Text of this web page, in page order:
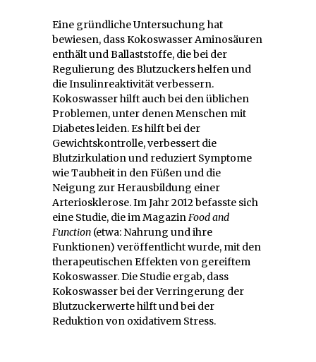
Eine gründliche Untersuchung hat
bewiesen, dass Kokoswasser Aminosäuren
enthält und Ballaststoffe, die bei der
Regulierung des Blutzuckers helfen und
die Insulinreaktivität verbessern.
Kokoswasser hilft auch bei den üblichen
Problemen, unter denen Menschen mit
Diabetes leiden. Es hilft bei der
Gewichtskontrolle, verbessert die
Blutzirkulation und reduziert Symptome
wie Taubheit in den Füßen und die
Neigung zur Herausbildung einer
Arteriosklerose. Im Jahr 2012 befasste sich
eine Studie, die im MagazinFood and
Function (etwa: Nahrung und ihre
Funktionen) veröffentlicht wurde, mit den
therapeutischen Effekten von gereiftem
Kokoswasser. Die Studie ergab, dass
Kokoswasser bei der Verringerung der
Blutzuckerwerte hilft und bei der
Reduktion von oxidativem Stress.